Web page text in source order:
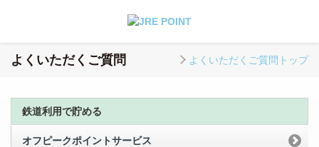
よくいただくご質問 よくいただくご質問トップ
鉄道利用で貯める
オフピークポイントサービス